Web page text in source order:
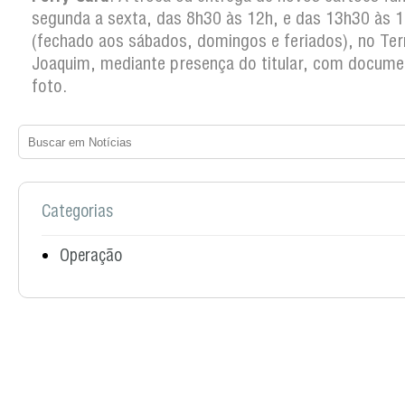
segunda a sexta, das 8h30 às 12h, e das 13h30 às
(fechado aos sábados, domingos e feriados), no
Joaquim, mediante presença do titular, com
foto.
Categorias
Operação